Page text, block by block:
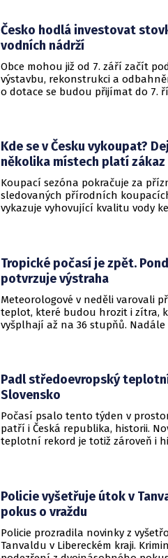
budou do distribuční sítě
týdne.
Česko hodlá investovat
vodních nádrží
Obce mohou již od 7. září začít
výstavbu, rekonstrukci a
o dotace se budou přijímat do 7.
tocích – 3. etapa. Informovalo o
zemědělství.
Kde se v Česku vykoupat?
několika místech platí zákaz
Koupací sezóna pokračuje za
sledovaných přírodních
vykazuje vyhovující kvalitu vody
často přesahujícími 30 °C.
Tropické počasí je zpět.
potvrzuje výstraha
Meteorologové v neděli varovali
teplot, které budou hrozit i zítra,
vyšplhají až na 36 stupňů.
Padl středoevropský
Slovensko
Počasí psalo tento týden v
patří i Česká republika, historii.
teplotní rekord je totiž zároveň i
Policie vyšetřuje útok v
pokus o vraždu
Policie prozradila novinky z
Tanvaldu v Libereckém kraji.